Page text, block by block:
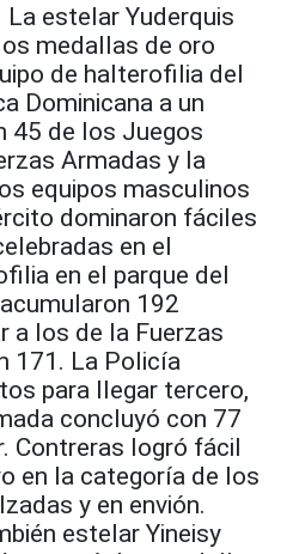
La estelar Yuderquis
medallas de oro
de halterofilia del
Dominicana a un
45 de los Juegos
Armadas y la
equipos masculinos
dominaron fáciles
en el
en el parque del
192
a los de la Fuerzas
171. La Policía
para llegar tercero,
concluyó con 77
Contreras logró fácil
en la categoría de los
y en envión.
estelar Yineisy